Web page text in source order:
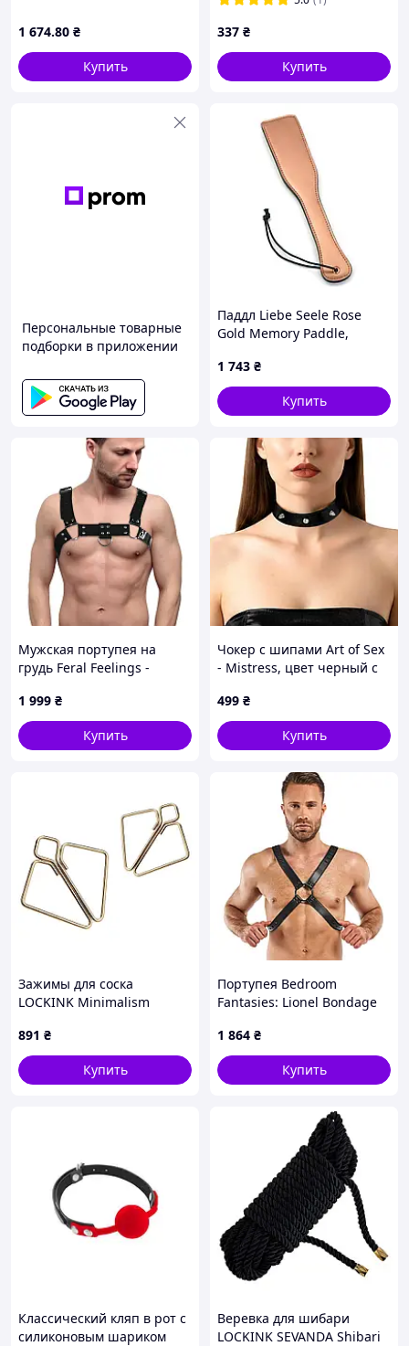
1 674.80 ₴
Купить
337 ₴
Купить
Персональные товарные
подборки в приложении
Паддл Liebe Seele Rose
Gold Memory Paddle,
кожей, розовое золото
sexx.com.ua
1 743 ₴
Купить
Мужская портупея на
грудь Feral Feelings -
1 999 ₴
Купить
Чокер с шипами Art of Sex
- Mistress, цвет черный с
размер L
499 ₴
Купить
Зажимы для соска
LOCKINK Minimalism
891 ₴
Купить
Портупея Bedroom
Fantasies: Lionel Bondage
1 864 ₴
Купить
Классический кляп в рот с
силиконовым шариком
Веревка для шибари
LOCKINK SEVANDA Shibari